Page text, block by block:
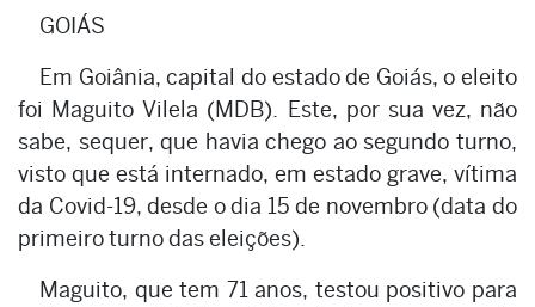
GOIÁS
Em Goiânia, capital do estado de Goiás, o eleito
foi Maguito Vilela (MDB). Este, por sua vez, não
sabe, sequer, que havia chego ao segundo turno,
visto que está internado, em estado grave, vítima
da Covid-19, desde o dia 15 de novembro (data do
primeiro turno das eleições).
Maguito, que tem 71 anos, testou positivo para